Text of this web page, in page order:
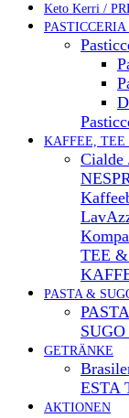
Keto Kerri /
KAFFEE, TEE
Cialde
TEE
PASTA &
GETRÄNKE
ESTA
AKTIONEN